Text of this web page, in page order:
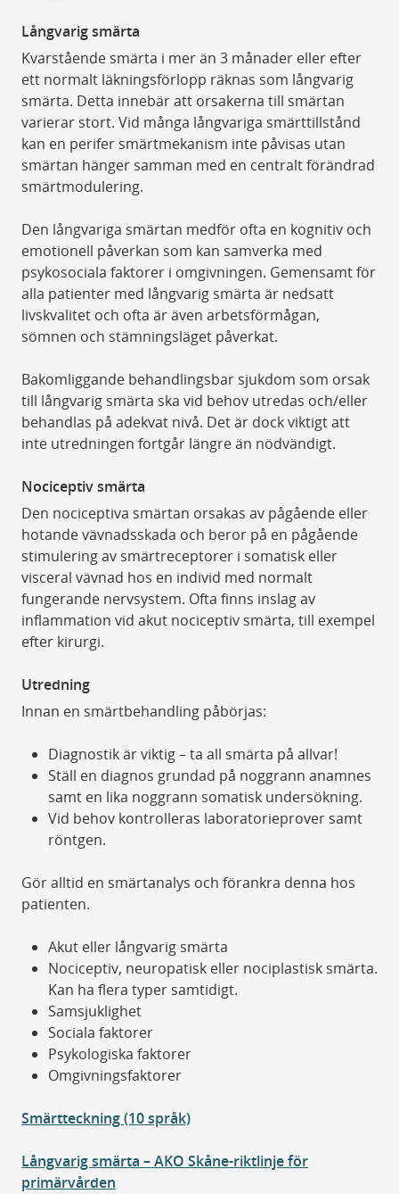
Långvarig smärta
Kvarstående smärta i mer än 3 månader eller efter
ett normalt läkningsförlopp räknas som långvarig
smärta. Detta innebär att orsakerna till smärtan
varierar stort. Vid många långvariga smärttillstånd
kan en perifer smärtmekanism inte påvisas utan
smärtan hänger samman med en centralt förändrad
smärtmodulering.
Den långvariga smärtan medför ofta en kognitiv och
emotionell påverkan som kan samverka med
psykosociala faktorer i omgivningen. Gemensamt för
alla patienter med långvarig smärta är nedsatt
livskvalitet och ofta är även arbetsförmågan,
sömnen och stämningsläget påverkat.
Bakomliggande behandlingsbar sjukdom som orsak
till långvarig smärta ska vid behov utredas och/eller
behandlas på adekvat nivå. Det är dock viktigt att
inte utredningen fortgår längre än nödvändigt.
Nociceptiv smärta
Den nociceptiva smärtan orsakas av pågående eller
hotande vävnadsskada och beror på en pågående
stimulering av smärtreceptorer i somatisk eller
visceral vävnad hos en individ med normalt
fungerande nervsystem. Ofta finns inslag av
inflammation vid akut nociceptiv smärta, till exempel
efter kirurgi.
Utredning
Innan en smärtbehandling påbörjas:
Diagnostik är viktig – ta all smärta på allvar!
Ställ en diagnos grundad på noggrann anamnes
samt en lika noggrann somatisk undersökning.
Vid behov kontrolleras laboratorieprover samt
röntgen.
Gör alltid en smärtanalys och förankra denna hos
patienten.
Akut eller långvarig smärta
Nociceptiv, neuropatisk eller nociplastisk smärta.
Kan ha flera typer samtidigt.
Samsjuklighet
Sociala faktorer
Psykologiska faktorer
Omgivningsfaktorer
Smärtteckning (10 språk)
Långvarig smärta – AKO Skåne-riktlinje för
primärvården